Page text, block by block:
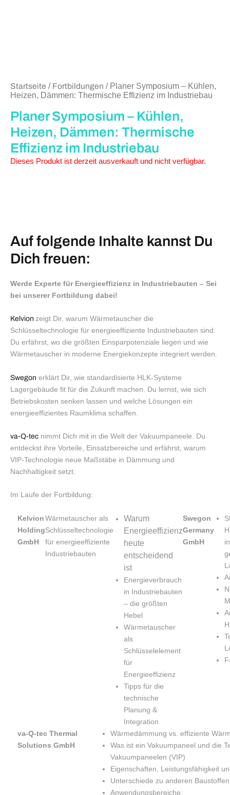
Startseite / Fortbildungen / Planer Symposium – Kühlen,
Heizen, Dämmen: Thermische Effizienz im Industriebau
Planer Symposium – Kühlen,
Heizen, Dämmen: Thermische
Effizienz im Industriebau
Dieses Produkt ist derzeit ausverkauft und nicht verfügbar.
Auf folgende Inhalte kannst Du
Dich freuen:
Werde Experte für Energieeffizienz in Industriebauten – Sei
bei unserer Fortbildung dabei!
Kelvion zeigt Dir, warum Wärmetauscher die
Schlüsseltechnologie für energieeffiziente Industriebauten sind.
Du erfährst, wo die größten Einsparpotenziale liegen und wie
Wärmetauscher in moderne Energiekonzepte integriert werden.
Swegon erklärt Dir, wie standardisierte HLK-Systeme
Lagergebäude fit für die Zukunft machen. Du lernst, wie sich
Betriebskosten senken lassen und welche Lösungen ein
energieeffizientes Raumklima schaffen.
va-Q-tec nimmt Dich mit in die Welt der Vakuumpaneele. Du
entdeckst ihre Vorteile, Einsatzbereiche und erfährst, warum
VIP-Technologie neue Maßstäbe in Dämmung und
Nachhaltigkeit setzt.
Im Laufe der Fortbildung:
Kelvion
Holding
GmbH
Wärmetauscher als
Schlüsseltechnologie
für energieeffiziente
Industriebauten
Warum
Energieeffizienz
heute
entscheidend
ist
Energieverbrauch
in Industriebauten
– die größten
Hebel
Wärmetauscher
als
Schlüsselelement
für
Energieeffizienz
Tipps für die
technische
Planung &
Integration
Swegon
Germany
GmbH
va-Q-tec Thermal
Solutions GmbH
Wärmedämmung vs. effiziente
Was ist ein Vakuumpaneel und die
Vakuumpaneelen (VIP)
Eigenschaften, Leistungsfähigkeit
Unterschiede zu anderen Baustoffen
Anwendungsbereiche: